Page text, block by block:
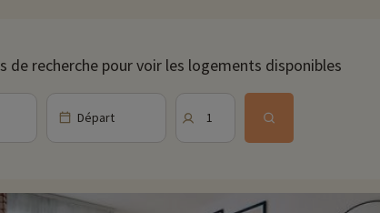
de recherche pour voir les logements disponibles
Départ 1